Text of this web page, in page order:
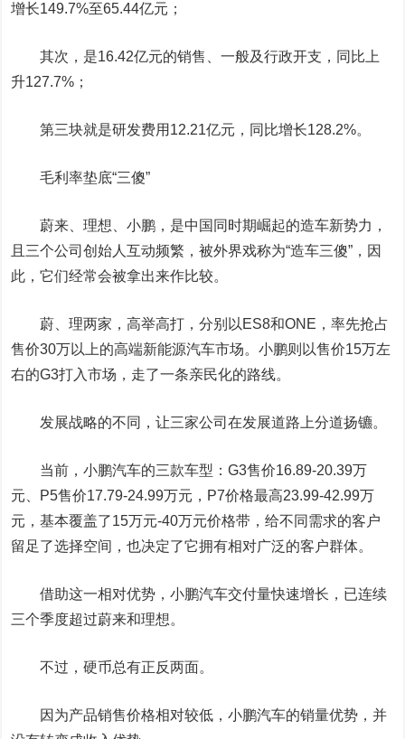
增长149.7%至65.44亿元；
其次，是16.42亿元的销售、一般及行政开支，同比上
升127.7%；
第三块就是研发费用12.21亿元，同比增长128.2%。
毛利率垫底“三傻”
蔚来、理想、小鹏，是中国同时期崛起的造车新势力，
且三个公司创始人互动频繁，被外界戏称为“造车三傻”，因
此，它们经常会被拿出来作比较。
蔚、理两家，高举高打，分别以ES8和ONE，率先抢占
售价30万以上的高端新能源汽车市场。小鹏则以售价15万左
右的G3打入市场，走了一条亲民化的路线。
发展战略的不同，让三家公司在发展道路上分道扬镳。
当前，小鹏汽车的三款车型：G3售价16.89-20.39万
元、P5售价17.79-24.99万元，P7价格最高23.99-42.99万
元，基本覆盖了15万元-40万元价格带，给不同需求的客户
留足了选择空间，也决定了它拥有相对广泛的客户群体。
借助这一相对优势，小鹏汽车交付量快速增长，已连续
三个季度超过蔚来和理想。
不过，硬币总有正反两面。
因为产品销售价格相对较低，小鹏汽车的销量优势，并